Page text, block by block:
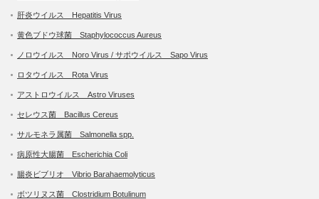
肝炎ウイルス Hepatitis Virus
黄色ブドウ球菌 Staphylococcus Aureus
ノロウイルス Noro Virus / サポウイルス Sapo Virus
ロタウイルス Rota Virus
アストロウイルス Astro Viruses
セレウス菌 Bacillus Cereus
サルモネラ属菌 Salmonella spp.
病原性大腸菌 Escherichia Coli
腸炎ビブリオ Vibrio Barahaemolyticus
ボツリヌス菌 Clostridium Botulinum